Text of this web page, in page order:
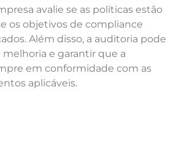
avalie se as políticas estão
os objetivos de compliance
Além disso, a auditoria pode
e garantir que a
em conformidade com as
aplicáveis.